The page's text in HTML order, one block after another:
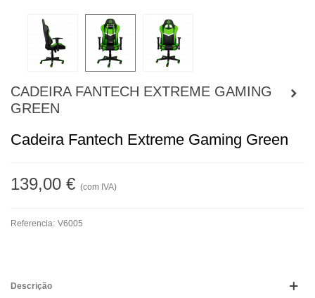
CADEIRA FANTECH EXTREME GAMING
GREEN
Cadeira Fantech Extreme Gaming Green
139,00 € (com IVA)
Referencia: V6005
Descrição